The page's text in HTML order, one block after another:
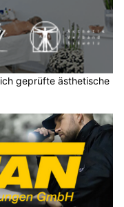
geprüfte ästhetische